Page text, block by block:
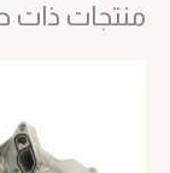
منتجات ذات